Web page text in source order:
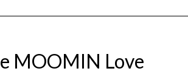
MOOMIN Love